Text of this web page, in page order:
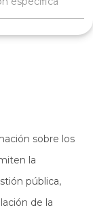
sobre los
la
pública,
de la